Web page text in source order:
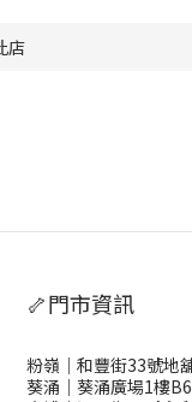
🦴門市資訊
粉嶺｜和豐街33號地
葵涌｜葵涌廣場1樓